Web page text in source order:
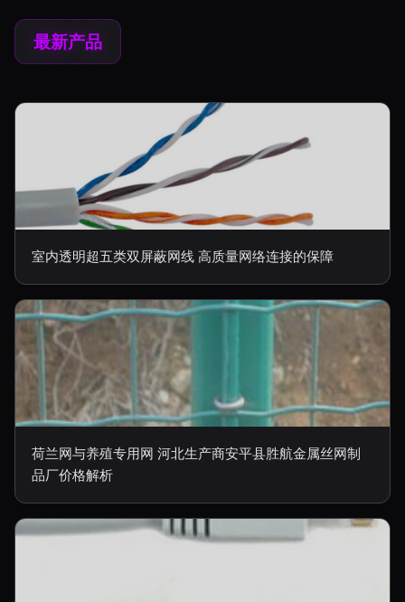
最新产品
室内透明超五类双屏蔽网线 高质量网络连接的保障
荷兰网与养殖专用网 河北生产商安平县胜航金属丝网制
品厂价格解析